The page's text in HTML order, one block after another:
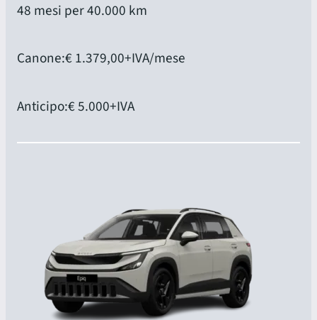
48 mesi per 40.000 km
Canone:€ 1.379,00+IVA/mese
Anticipo:€ 5.000+IVA